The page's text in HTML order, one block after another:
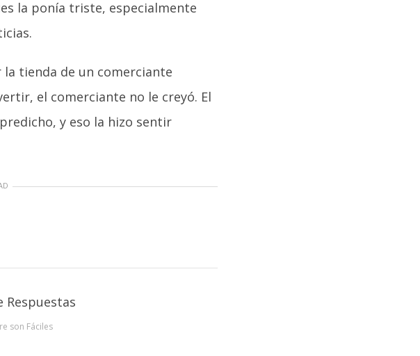
la ponía triste, especialmente
tienda de un comerciante
el comerciante no le creyó. El
y eso la hizo sentir
son Fáciles